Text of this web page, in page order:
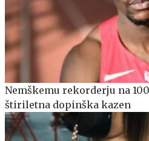
Nemškemu rekorderju na
štiriletna dopinška kazen